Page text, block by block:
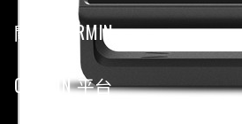
關於 GARMIN
GARMIN 平台